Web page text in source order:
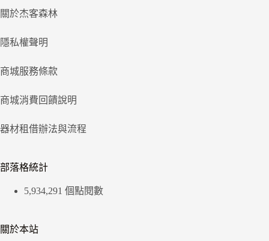
關於杰客森林
隱私權聲明
商城服務條款
商城消費回饋說明
器材租借辦法與流程
部落格統計
5,934,291 個點閱數
關於本站